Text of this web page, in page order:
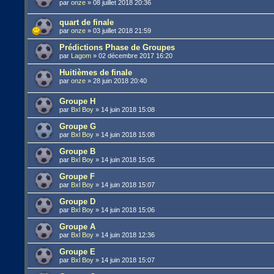
paronze »08 juillet 2018 20:36
quart de finale
paronze »03 juillet 2018 21:59
Prédictions Phase de Groupes
par Lagom »02 décembre 2017 16:20
Huitièmes de finale
paronze »28 juin 2018 20:40
Groupe H
par Bxl Boy » 14 juin 2018 15:08
Groupe G
par Bxl Boy » 14 juin 2018 15:08
Groupe B
par Bxl Boy » 14 juin 2018 15:05
Groupe F
par Bxl Boy » 14 juin 2018 15:07
Groupe D
par Bxl Boy » 14 juin 2018 15:06
Groupe A
par Bxl Boy » 14 juin 2018 12:36
Groupe E
par Bxl Boy » 14 juin 2018 15:07